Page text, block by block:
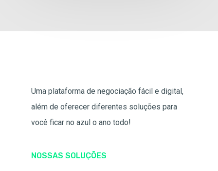
Uma plataforma de negociação fácil e digital,
além de oferecer diferentes soluções para
você ficar no azul o ano todo!
NOSSAS SOLUÇÕES